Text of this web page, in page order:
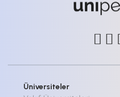
Üniversiteler